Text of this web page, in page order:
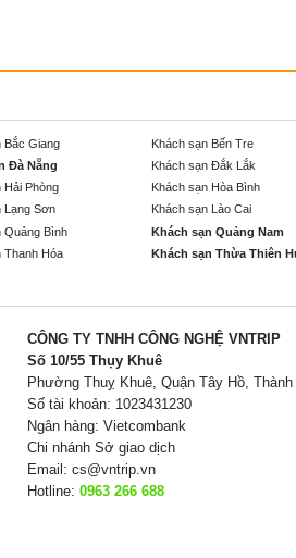
Bắc Giang Khách sạn Bến Tre
Đà Nẵng Khách sạn Đắk Lắk
Hải Phòng Khách sạn Hòa Bình
Lạng Sơn Khách sạn Lào Cai
Quảng Bình Khách sạn Quảng Nam
Thanh Hóa Khách sạn Thừa Thiên
CÔNG TY TNHH CÔNG NGHỆ VNTRIP
Số 10/55 Thụy Khuê
Phường Thuỵ Khuê, Quận Tây Hồ, Thành
Số tài khoản: 1023431230
Ngân hàng: Vietcombank
Chi nhánh Sở giao dịch
Email: cs@vntrip.vn
Hotline: 0963 266 688